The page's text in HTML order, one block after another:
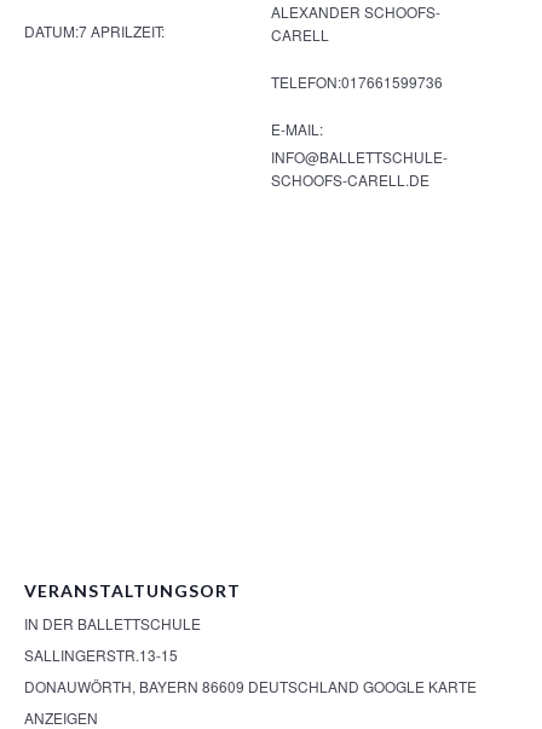
DATUM:7 APRIL ZEIT:
ALEXANDER SCHOOFS-
CARELL
TELEFON:017661599736
E-MAIL:
INFO@BALLETTSCHULE-
SCHOOFS-CARELL.DE
VERANSTALTUNGSORT
IN DER BALLETTSCHULE
SALLINGERSTR.13-15
DONAUWÖRTH, BAYERN 86609 DEUTSCHLAND GOOGLE KARTE
ANZEIGEN